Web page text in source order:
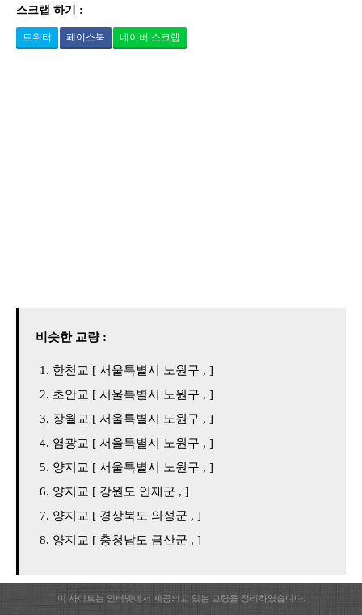
스크랩 하기 :
트위터 페이스북 네이버 스크랩
비슷한 교량 :
한천교 [ 서울특별시 노원구 , ]
초안교 [ 서울특별시 노원구 , ]
장월교 [ 서울특별시 노원구 , ]
염광교 [ 서울특별시 노원구 , ]
양지교 [ 서울특별시 노원구 , ]
양지교 [ 강원도 인제군 , ]
양지교 [ 경상북도 의성군 , ]
양지교 [ 충청남도 금산군 , ]
이 사이트는 인터넷에서 제공되고 있는 교량을 정리하였습니다.